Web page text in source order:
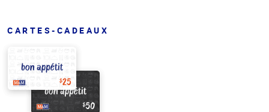
CARTES-CADEAUX